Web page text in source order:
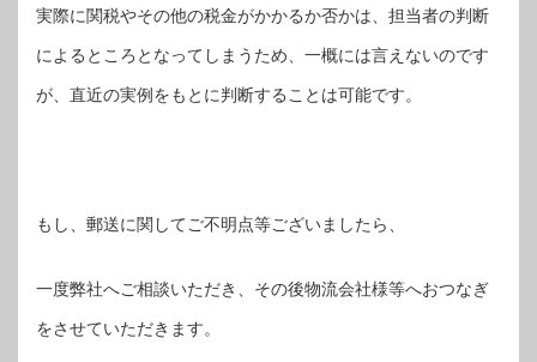
実際に関税やその他の税金がかかるか否かは、担当者の判断
によるところとなってしまうため、一概には言えないのです
が、直近の実例をもとに判断することは可能です。
もし、郵送に関してご不明点等ございましたら、
一度弊社へご相談いただき、その後物流会社様等へおつなぎ
をさせていただきます。